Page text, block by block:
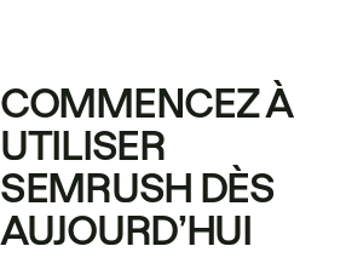
COMMENCEZ À
UTILISER
SEMRUSH DÈS
AUJOURD’HUI